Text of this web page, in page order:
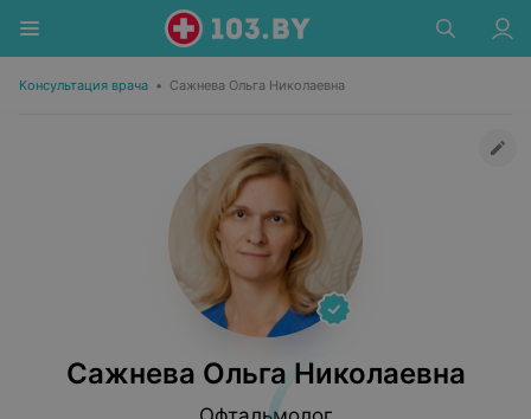
Консультация врача • Сажнева Ольга Николаевна
Сажнева Ольга Николаевна